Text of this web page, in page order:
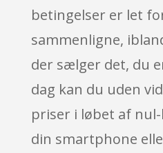
betingelser er let
sammenligne,
der sælger det, du
dag kan du uden
priser i løbet af
din smartphone